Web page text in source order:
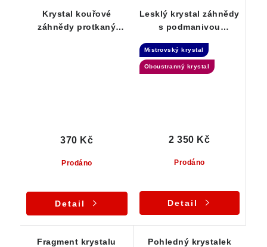
Krystal kouřové
záhnědy protkaný
Prodáno
370 Kč
Detail
Lesklý krystal záhnědy
s podmanivou
Elestial
Mistrovský krystal
Oboustranný krystal
Prodáno
2 350 Kč
Detail
Fragment krystalu
Pohledný krystalek